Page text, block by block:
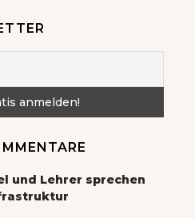
und Lehrer sprechen